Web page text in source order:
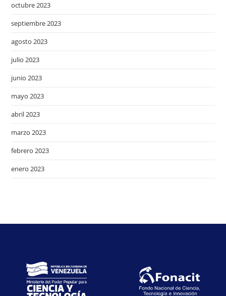
octubre 2023
septiembre 2023
agosto 2023
julio 2023
junio 2023
mayo 2023
abril 2023
marzo 2023
febrero 2023
enero 2023